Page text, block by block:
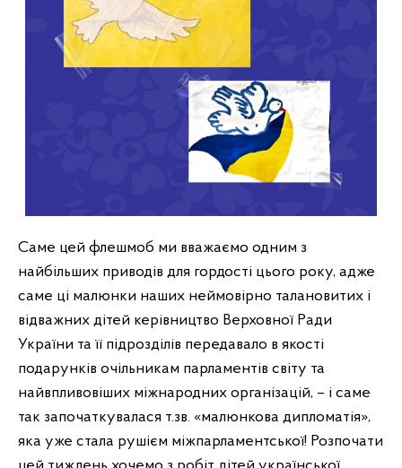
Саме цей флешмоб ми вважаємо одним з
найбільших приводів для гордості цього року, адже
саме ці малюнки наших неймовірно талановитих і
відважних дітей керівництво Верховної Ради
України та її підрозділів передавало в якості
подарунків очільникам парламентів світу та
найвпливовіших міжнародних організацій, – і саме
так започаткувалася т.зв. «малюнкова дипломатія»,
яка уже стала рушієм міжпарламентської! Розпочати